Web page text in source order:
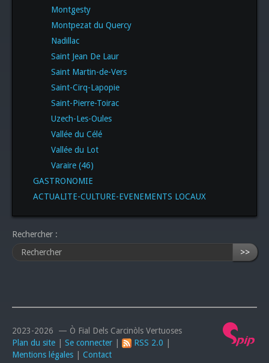
Montgesty
Montpezat du Quercy
Nadillac
Saint Jean De Laur
Saint Martin-de-Vers
Saint-Cirq-Lapopie
Saint-Pierre-Toirac
Uzech-Les-Oules
Vallée du Célé
Vallée du Lot
Varaire (46)
GASTRONOMIE
ACTUALITE-CULTURE-EVENEMENTS LOCAUX
Rechercher :
>>
2023-2026 — Ò Fial Dels Carcinòls Vertuoses
Plan du site
Se connecter RSS 2.0
Mentions légales
Contact